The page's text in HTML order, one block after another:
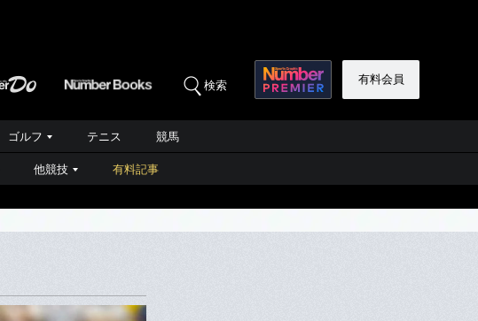
検索 有料会員
ゴルフ テニス 競馬
他競技 有料記事